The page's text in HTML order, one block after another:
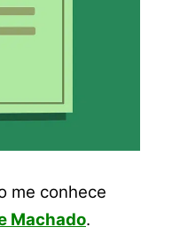
me conhece
Machado.